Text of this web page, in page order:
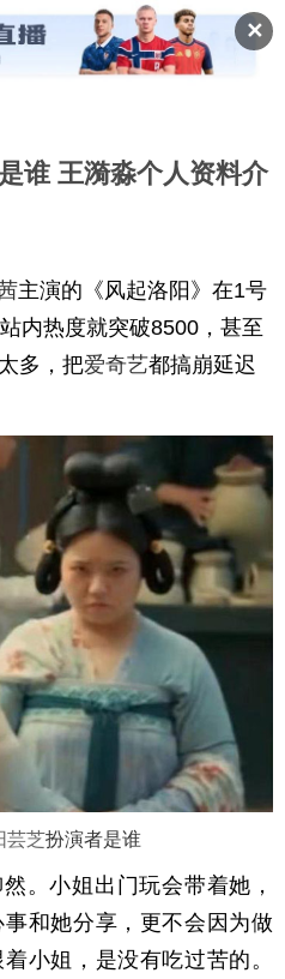
✕
谁 王漪淼个人资料介
主演的《风起洛阳》在1号
内热度就突破8500，甚至
多，把爱奇艺都搞崩延迟
芸芝扮演者是谁
。小姐出门玩会带着她，
和她分享，更不会因为做
小姐，是没有吃过苦的。